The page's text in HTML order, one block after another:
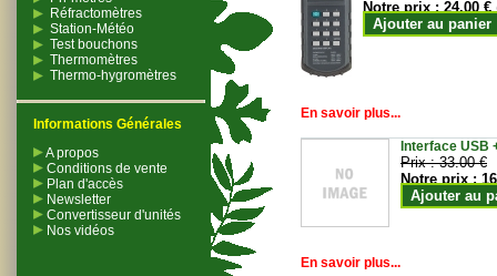
Réfractomètres
Station-Météo
Test bouchons
Thermomètres
Thermo-hygromètres
Informations Générales
A propos
Conditions de vente
Plan d'accès
Newsletter
Convertisseur d'unités
Nos vidéos
Notre prix :24.00 €
Ajouter au panier
En savoir plus...
Interface USB
Prix :33.00 €
Notre prix :
Ajouter au
En savoir plus...